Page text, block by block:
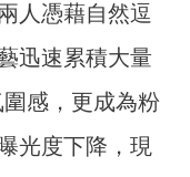
人憑藉自然逗
迅速累積大量
感，更成為粉
光度下降，現